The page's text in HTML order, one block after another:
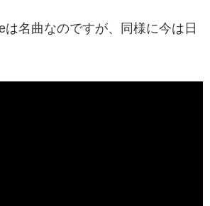
は名曲なのですが、同様に今は日